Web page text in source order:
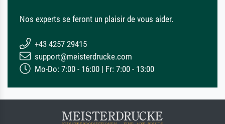
Nos experts se feront un plaisir de vous aider.
+43 4257 29415
support@meisterdrucke.com
Mo-Do: 7:00 - 16:00 | Fr: 7:00 - 13:00